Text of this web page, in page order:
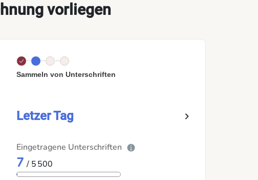
vorliegen
Sammeln von Unterschriften
Letzer Tag
Eingetragene Unterschriften
7/ 5 500